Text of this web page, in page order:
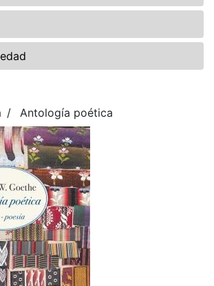
Antología poética